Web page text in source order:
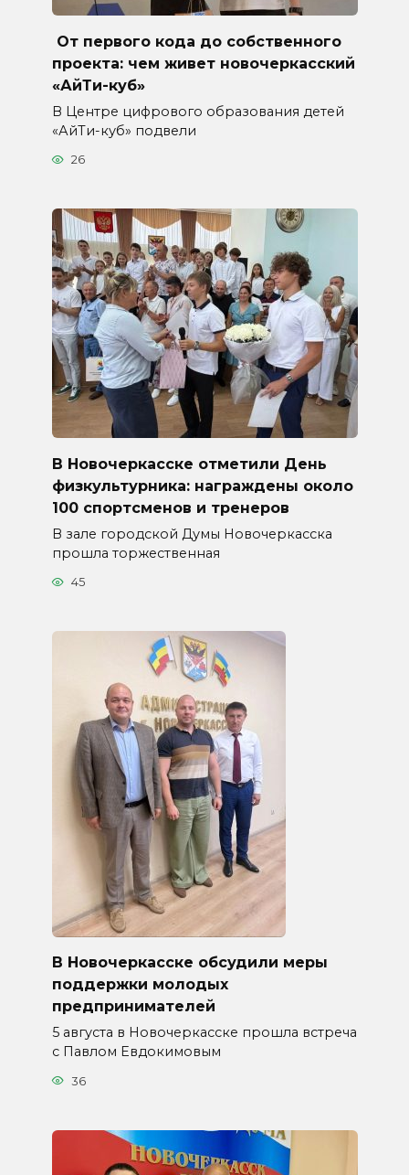
От первого кода до собственного
проекта: чем живет новочеркасский
«АйТи-куб»
В Центре цифрового образования детей
«АйТи-куб» подвели
26
В Новочеркасске отметили День
физкультурника: награждены около
100 спортсменов и тренеров
В зале городской Думы Новочеркасска
прошла торжественная
45
В Новочеркасске обсудили меры
поддержки молодых
предпринимателей
5 августа в Новочеркасске прошла встреча
с Павлом Евдокимовым
36